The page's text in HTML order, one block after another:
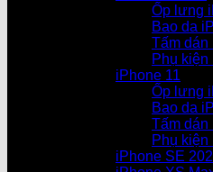
Ốp lưng
Bao da
Tấm dán
Phụ kiện
iPhone 11
Ốp lưng
Bao da
Tấm dán
Phụ kiện
iPhone SE